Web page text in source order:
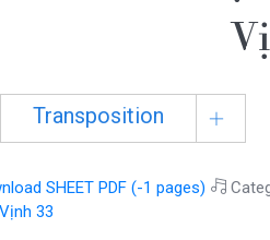
Transposition
SHEET PDF (-1 pages)
33